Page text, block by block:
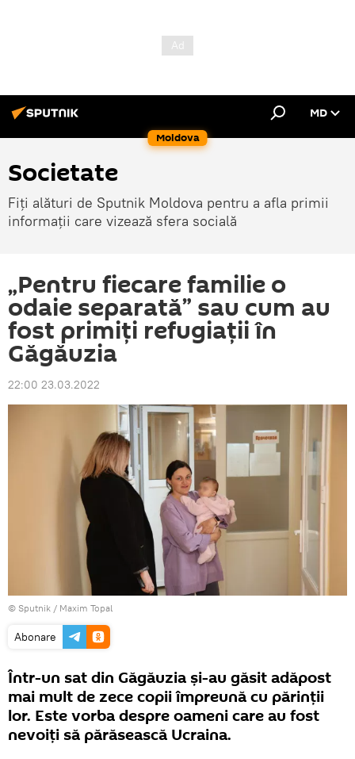
Moldova
MD
Societate
Fiți alături de Sputnik Moldova pentru a afla primii
informații care vizează sfera socială
„Pentru fiecare familie o
odaie separată” sau cum au
fost primiți refugiații în
Găgăuzia
22:00 23.03.2022
© Sputnik / Maxim Topal
Abonare
Într-un sat din Găgăuzia și-au găsit adăpost
mai mult de zece copii împreună cu părinții
lor. Este vorba despre oameni care au fost
nevoiți să părăsească Ucraina.